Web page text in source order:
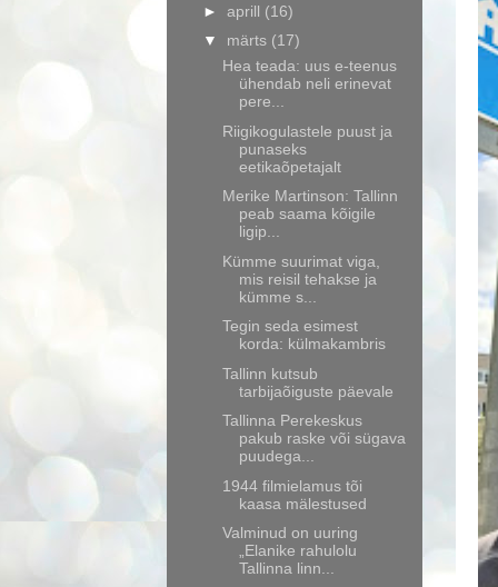
► aprill (16)
▼ märts (17)
Hea teada: uus e-teenus
ühendab neli erinevat
pere...
Riigikogulastele puust ja
punaseks
eetikaõpetajalt
Merike Martinson: Tallinn
peab saama kõigile
ligip...
Kümme suurimat viga,
mis reisil tehakse ja
kümme s...
Tegin seda esimest
korda: külmakambris
Tallinn kutsub
tarbijaõiguste päevale
Tallinna Perekeskus
pakub raske või sügava
puudega...
1944 filmielamus tõi
kaasa mälestused
Valminud on uuring
„Elanike rahulolu
Tallinna linn...